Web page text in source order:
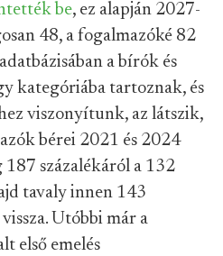
be, ez alapján 2027-
48, a fogalmazóké 82
a bírók és
kategóriába tartoznak, és
viszonyítunk, az látszik,
bérei 2021 és 2024
százalékáról a 132
tavaly innen 143
Utóbbi már a
első emelés